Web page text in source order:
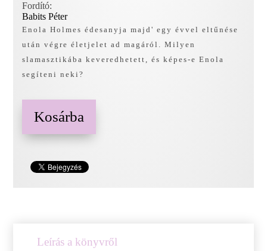
Fordító:
Babits Péter
Enola Holmes édesanyja majd' egy évvel eltűnése
után végre életjelet ad magáról. Milyen
slamasztikába keveredhetett, és képes-e Enola
segíteni neki?
Kosárba
Leírás a könyvről